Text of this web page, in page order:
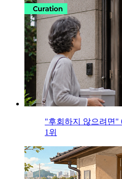
"후회하지 않으려면"
1위